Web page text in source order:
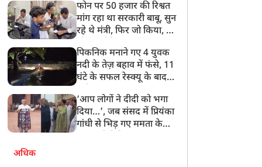
बेटी को गोद लें प्रधानमंत्री
फोन पर 50 हजार की रिश्वत
मांग रहा था सरकारी बाबू, सुन
रहे थे मंत्री, फिर जो किया, वो
पिकनिक मनाने गए 4 युवक
नदी के तेज़ बहाव में फंसे, 11
घंटे के सफल रेस्क्यू के बाद
‘आप लोगों ने दीदी को भगा
दिया…’, जब संसद में प्रियंका
गांधी से भिड़ गए ममता के
अधिक